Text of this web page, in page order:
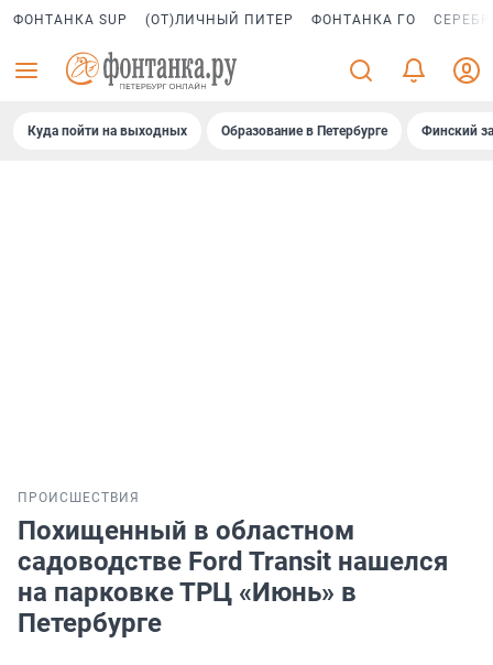
ФОНТАНКА SUP (ОТ)ЛИЧНЫЙ ПИТЕР ФОНТАНКА ГО
Куда пойти на выходных Образование в Петербурге Финский
ПРОИСШЕСТВИЯ
Похищенный в областном
садоводстве Ford Transit нашелся
на парковке ТРЦ «Июнь» в
Петербурге